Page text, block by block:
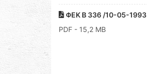
ΦΕΚ B 336 /10-05-1993
PDF - 15,2 MB